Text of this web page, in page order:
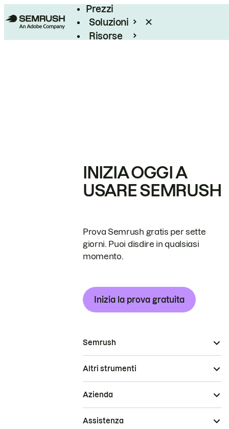
Prezzi
Soluzioni
Risorse
INIZIA OGGI A
USARE SEMRUSH
Prova Semrush gratis per sette
giorni. Puoi disdire in qualsiasi
momento.
Inizia la prova gratuita
Semrush
Altri strumenti
Azienda
Assistenza